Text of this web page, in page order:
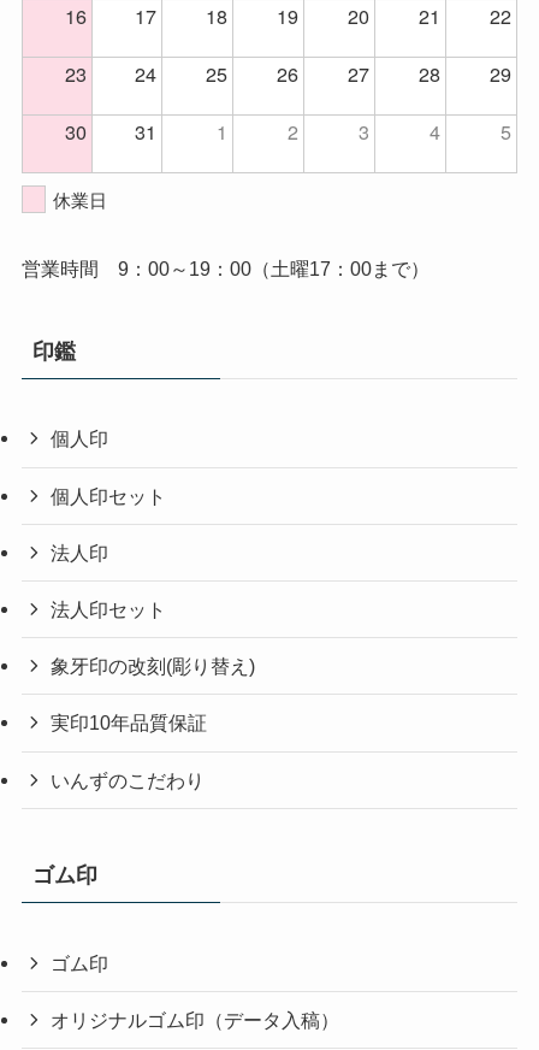
16
17 18 19 20 21
22
23
24 25 26 27 28
29
30
31 1 2 3 4 5
休業日
営業時間 9：00～19：00（土曜17：00まで）
印鑑
個人印
個人印セット
法人印
法人印セット
象牙印の改刻(彫り替え)
実印10年品質保証
いんずのこだわり
ゴム印
ゴム印
オリジナルゴム印（データ入稿）